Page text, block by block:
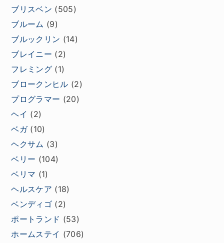
ブリスベン (505)
ブルーム (9)
ブルックリン (14)
ブレイニー (2)
フレミング (1)
ブロークンヒル (2)
プログラマー (20)
ヘイ (2)
ベガ(10)
ヘクサム (3)
ベリー (104)
ベリマ (1)
ヘルスケア (18)
ベンディゴ (2)
ポートランド (53)
ホームステイ (706)